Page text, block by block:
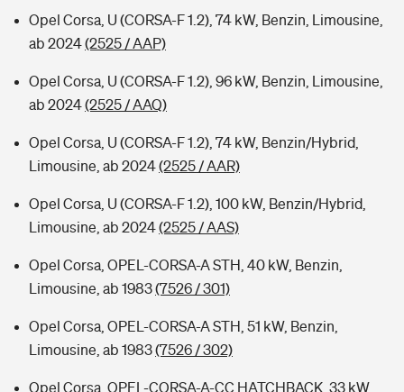
Opel Corsa, U (CORSA-F 1.2), 74 kW, Benzin, Limousine,
ab 2024(2525 / AAP)
Opel Corsa, U (CORSA-F 1.2), 96 kW, Benzin, Limousine,
ab 2024(2525 / AAQ)
Opel Corsa, U (CORSA-F 1.2), 74 kW, Benzin/Hybrid,
Limousine, ab 2024(2525 / AAR)
Opel Corsa, U (CORSA-F 1.2), 100 kW, Benzin/Hybrid,
Limousine, ab 2024(2525 / AAS)
Opel Corsa, OPEL-CORSA-A STH, 40 kW, Benzin,
Limousine, ab 1983(7526 / 301)
Opel Corsa, OPEL-CORSA-A STH, 51 kW, Benzin,
Limousine, ab 1983(7526 / 302)
Opel Corsa, OPEL-CORSA-A-CC HATCHBACK, 33 kW,